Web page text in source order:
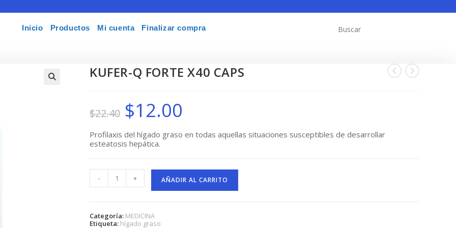
Inicio Productos Mi cuenta Finalizar compra
KUFER-Q FORTE X40 CAPS
$22.40
El
precio
original
$22.40.
$12.00
$12.00.
Profilaxis del hígado graso en todas aquellas situaciones susceptibles de desarrollar
esteatosis hepática.
KUFER-
FORTE
cantidad
- + AÑADIR AL CARRITO
Categoría: MEDICINA
Etiqueta: hígado graso